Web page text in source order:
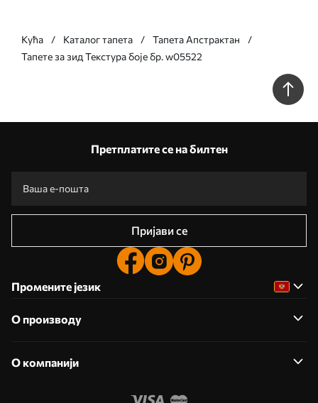
Кућа Каталог тапета
Тапета Апстрактан
Тапете за зид Текстура боје бр. w05522
Претплатите се на билтен
Пријави се
Промените језик
О производу
О компанији